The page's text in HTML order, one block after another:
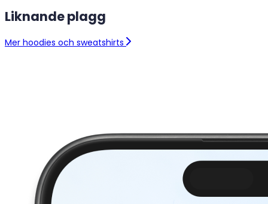
Liknande plagg
Mer hoodies och sweatshirts